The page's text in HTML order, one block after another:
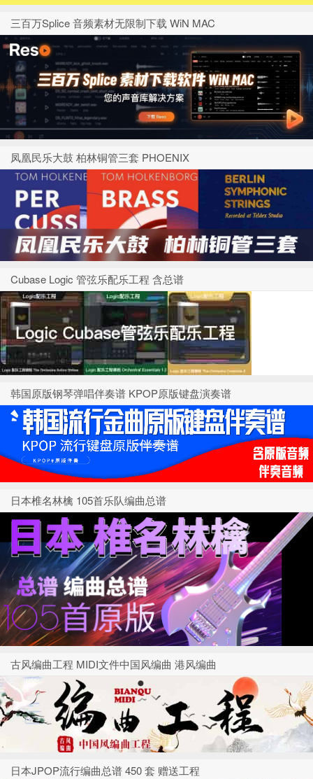
三百万Splice 音频素材无限制下载 WiN MAC
凤凰民乐大鼓 柏林铜管三套 PHOENIX
Cubase Logic 管弦乐配乐工程 含总谱
韩国原版钢琴弹唱伴奏谱 KPOP原版键盘演奏谱
日本椎名林檎 105首乐队编曲总谱
古风编曲工程 MIDI文件中国风编曲 港风编曲
日本JPOP流行编曲总谱 450 套 赠送工程